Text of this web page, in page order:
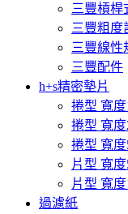
三豐槓桿
三豐粗度
三豐線性
三豐配件
h+s精密墊片
捲型 寬度
捲型 寬
捲型 寬
片型 寬
片型 寬
過濾紙